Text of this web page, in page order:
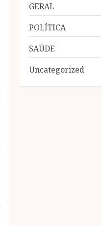
GERAL
POLÍTICA
SAÚDE
Uncategorized